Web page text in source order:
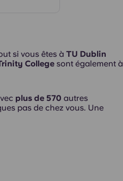
si vous êtes à TU Dublin
College sont également à
plus de 570 autres
pas de chez vous. Une